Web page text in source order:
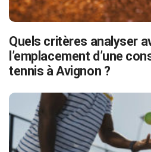
Quels critères analyser
l’emplacement d’une
tennis à Avignon ?